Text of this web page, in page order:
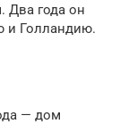
Два года он
и Голландию.
— дом